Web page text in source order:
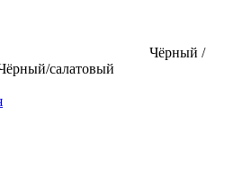
Чёрный /
салатовый